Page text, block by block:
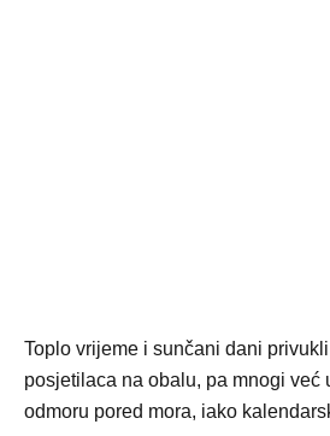
Toplo vrijeme i sunčani dani
posjetilaca na obalu, pa mnogi već
odmoru pored mora, iako